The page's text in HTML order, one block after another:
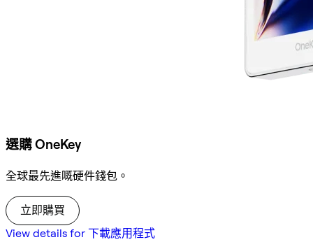
選購 OneKey
全球最先進嘅硬件錢包。
立即購買
View details for 下載應用程式